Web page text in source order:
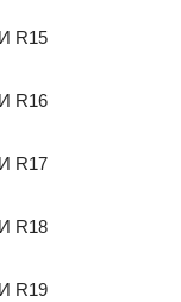
R15
R16
R17
R18
R19